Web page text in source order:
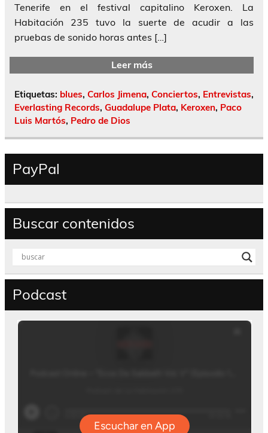
Tenerife en el festival capitalino Keroxen. La
Habitación 235 tuvo la suerte de acudir a las
pruebas de sonido horas antes […]
Leer más
Etiquetas: blues, Carlos Jimena, Conciertos, Entrevistas,
Everlasting Records, Guadalupe Plata, Keroxen, Paco
Luis Martós, Pedro de Dios
PayPal
Buscar contenidos
Podcast